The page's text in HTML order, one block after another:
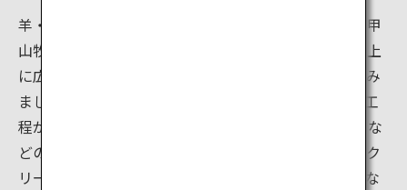
羊・牛・馬・ヤギなど家畜を飼育している神戸市立六甲
山牧場は、人と動物と自然とのふれあいの場。六甲山上
に広がる牧歌的な景色の中で、癒しのひとときを楽しみ
ましょう。神戸チーズ（カマンベールチーズ）の製造工
程が回廊から見学できる「六甲山Q・B・Bチーズ館」な
どの施設も充実。羊毛によるウールクラフト、アイスク
リームやバター、チーズ、フローズンヨーグルト作りな